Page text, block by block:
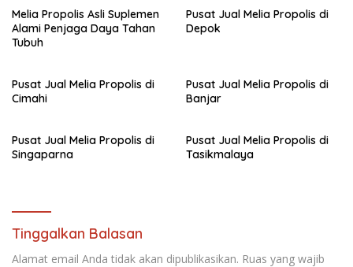
Melia Propolis Asli Suplemen
Alami Penjaga Daya Tahan
Tubuh
Pusat Jual Melia Propolis di
Depok
Pusat Jual Melia Propolis di
Cimahi
Pusat Jual Melia Propolis di
Banjar
Pusat Jual Melia Propolis di
Singaparna
Pusat Jual Melia Propolis di
Tasikmalaya
Tinggalkan Balasan
Alamat email Anda tidak akan dipublikasikan. Ruas yang wajib